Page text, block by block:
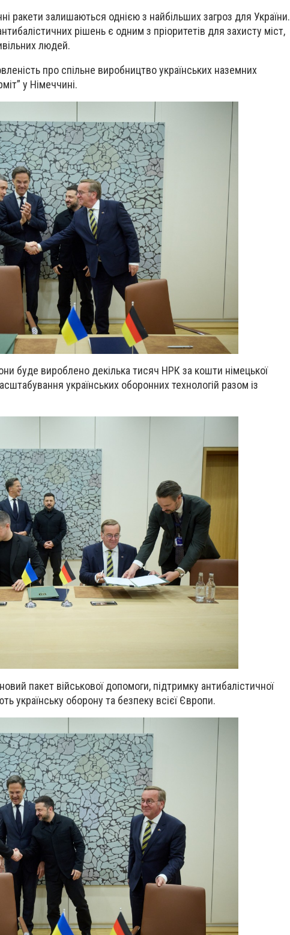
ракети залишаються однією з найбільших загроз для України.
рішень є одним з пріоритетів для захисту міст,
людей.
про спільне виробництво українських наземних
у Німеччині.
буде вироблено декілька тисяч НРК за кошти німецької
українських оборонних технологій разом із
пакет військової допомоги, підтримку антибалістичної
українську оборону та безпеку всієї Європи.